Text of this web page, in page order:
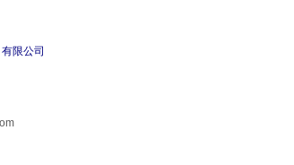
有限公司